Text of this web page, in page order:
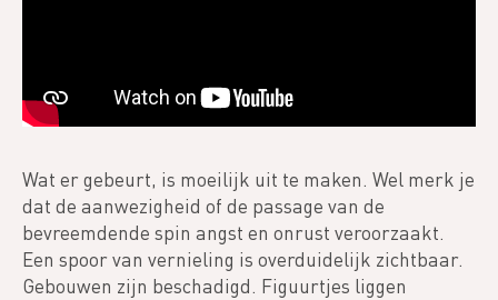
Wat er gebeurt, is moeilijk uit te maken. Wel merk je
dat de aanwezigheid of de passage van de
bevreemdende spin angst en onrust veroorzaakt.
Een spoor van vernieling is overduidelijk zichtbaar.
Gebouwen zijn beschadigd. Figuurtjes liggen